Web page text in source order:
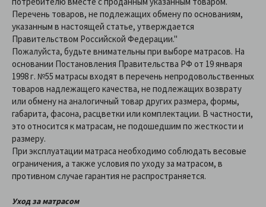
Перечень товаров, не подлежащих обмену по основаниям,
указанным в настоящей статье, утверждается
Правительством Российской Федерации."
Пожалуйста, будьте внимательны при выборе матрасов. На
основании Постановления Правительства РФ от 19 января
1998 г. №55 матрасы входят в перечень непродовольственных
товаров надлежащего качества, не подлежащих возврату
или обмену на аналогичный товар других размера, формы,
габарита, фасона, расцветки или комплектации. В частности,
это относится к матрасам, не подошедшим по жесткости и
размеру.
При эксплуатации матраса необходимо соблюдать весовые
ограничения, а также условия по уходу за матрасом, в
противном случае гарантия не распространяется.
Уход за матрасом